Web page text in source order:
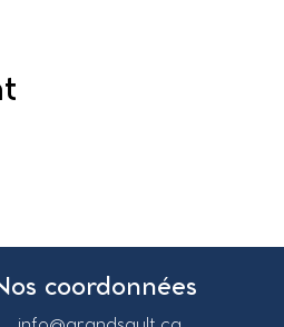
coordonnées